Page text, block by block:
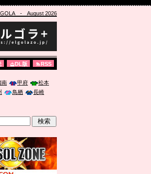
- August 2026
DL版 RSS
南 甲府
松本
鳥栖
長崎